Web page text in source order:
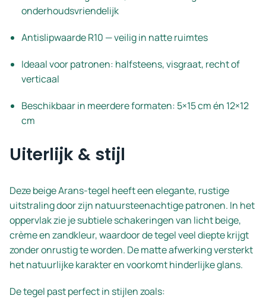
onderhoudsvriendelijk
Antislipwaarde R10 — veilig in natte ruimtes
Ideaal voor patronen: halfsteens, visgraat, recht of
verticaal
Beschikbaar in meerdere formaten: 5×15 cm én 12×12
cm
Uiterlijk & stijl
Deze beige Arans-tegel heeft een elegante, rustige
uitstraling door zijn natuursteenachtige patronen. In het
oppervlak zie je subtiele schakeringen van licht beige,
crème en zandkleur, waardoor de tegel veel diepte krijgt
zonder onrustig te worden. De matte afwerking versterkt
het natuurlijke karakter en voorkomt hinderlijke glans.
De tegel past perfect in stijlen zoals: